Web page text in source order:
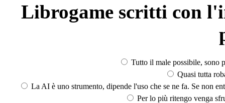
Librogame scritti con
Tutto il male possibile, sono
Quasi tutta
La AI è uno strumento, dipende l'uso che se ne fa. Se non
Per lo più ritengo venga